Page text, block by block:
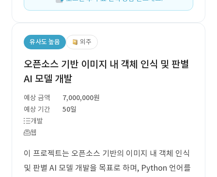
유사도 높음 외주
오픈소스 기반 이미지 내 객체 인식 및 판별
AI 모델 개발
예상 금액
7,000,000원
예상 기간
50일
개발
웹
이 프로젝트는 오픈소스 기반의 이미지 내 객체 인식
및 판별 AI 모델 개발을 목표로 하며, Python 언어를